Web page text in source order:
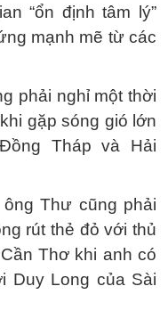
“ổn định tâm lý”
mạnh mẽ từ các
phải nghỉ một thời
gặp sóng gió lớn
Tháp và Hải
Thư cũng phải
rút thẻ đỏ với thủ
Thơ khi anh có
Duy Long của Sài